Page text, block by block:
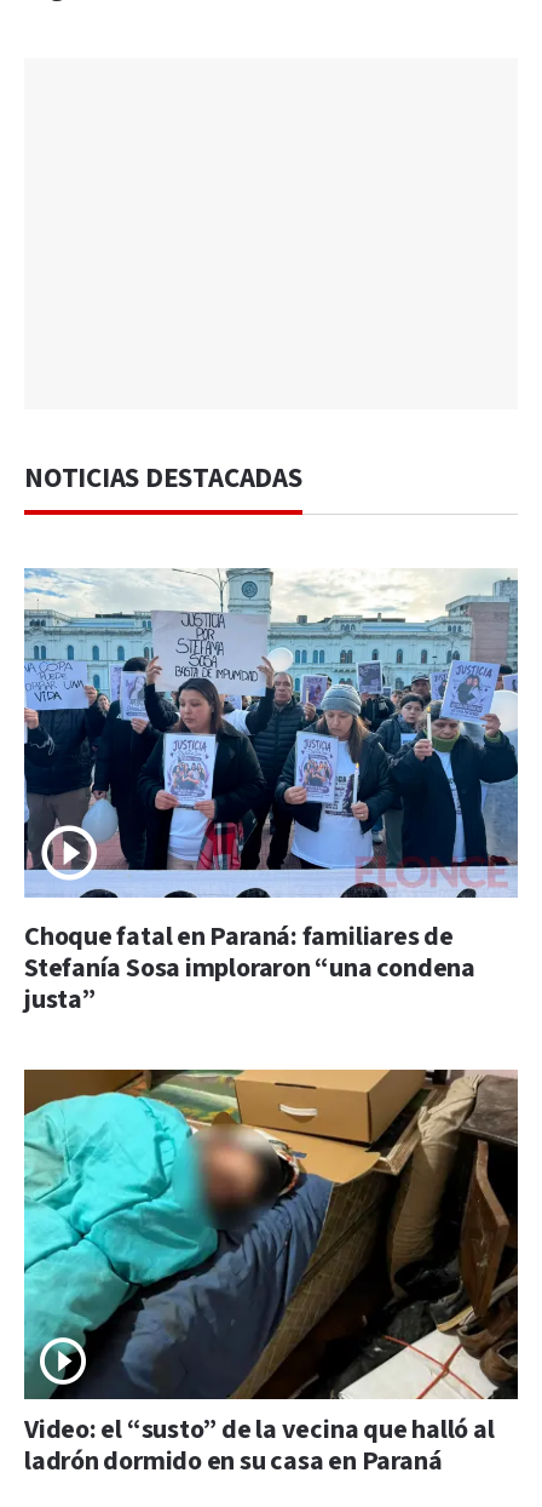
NOTICIAS DESTACADAS
Choque fatal en Paraná: familiares de
Stefanía Sosa imploraron “una condena
justa”
Video: el “susto” de la vecina que halló al
ladrón dormido en su casa en Paraná